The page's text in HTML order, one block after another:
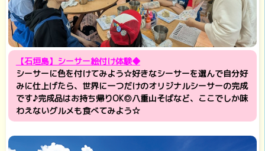
【石垣島】シーサー絵付け体験◆
シーサーに色を付けてみよう☆好きなシーサーを選んで自分好
みに仕上げたら、世界に一つだけのオリジナルシーサーの完成
です♪完成品はお持ち帰りOK◎八重山そばなど、ここでしか味
わえないグルメも食べてみよう☆